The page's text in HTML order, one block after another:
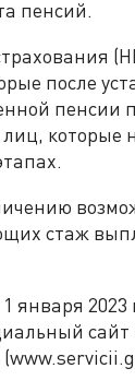
пенсий.
после
пенсии
которые
стаж
января 2023